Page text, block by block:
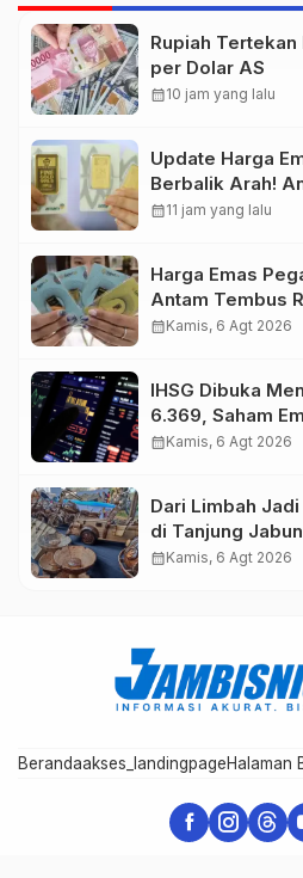
Rupiah Tertekan
per Dolar AS
calendar_month10 jam yang lalu
Update Harga
Berbalik Arah!
calendar_month11 jam yang lalu
Harga Emas
Antam Tembus
Gram
calendar_monthKamis, 6 Agt 2026
IHSG Dibuka
6.369, Saham
Penggerak
calendar_monthKamis, 6 Agt 2026
Dari Limbah
di Tanjung
Kerajinan
calendar_monthKamis, 6 Agt 2026
Berandaakses_landingpageHalaman